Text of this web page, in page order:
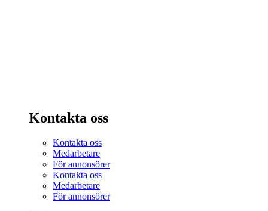
Kontakta oss
Kontakta oss
Medarbetare
För annonsörer
Kontakta oss
Medarbetare
För annonsörer